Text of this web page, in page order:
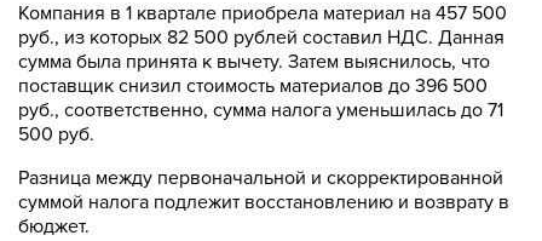
Компания в 1 квартале приобрела материал на 457 500
руб., из которых 82 500 рублей составил НДС. Данная
сумма была принята к вычету. Затем выяснилось, что
поставщик снизил стоимость материалов до 396 500
руб., соответственно, сумма налога уменьшилась до 71
500 руб.
Разница между первоначальной и скорректированной
суммой налога подлежит восстановлению и возврату в
бюджет.